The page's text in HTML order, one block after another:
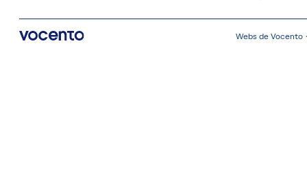
Webs de Vocento